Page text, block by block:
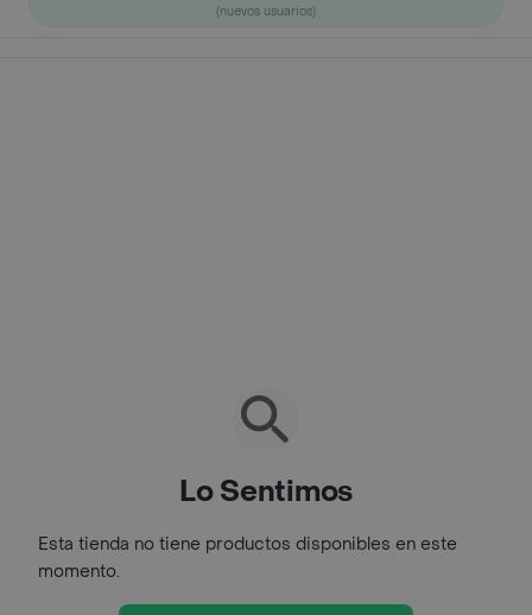
(nuevos usuarios)
Lo Sentimos
Esta tienda no tiene productos disponibles en este
momento.